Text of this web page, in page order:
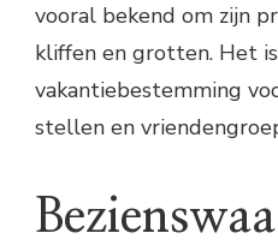
vooral bekend om zijn
kliffen en grotten. Het
vakantiebestemming
stellen en